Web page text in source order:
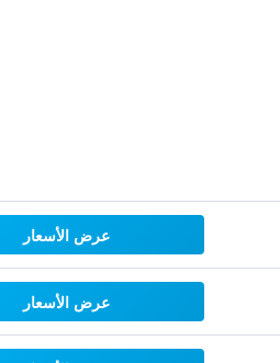
عرض الأسعار
عرض الأسعار